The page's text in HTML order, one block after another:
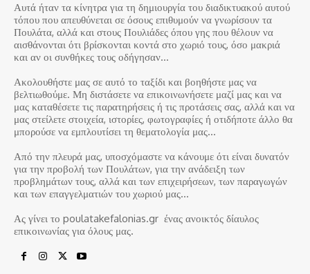
Αυτά ήταν τα κίνητρα για τη δημιουργία του διαδικτυακού αυτού
τόπου που απευθύνεται σε όσους επιθυμούν να γνωρίσουν τα
Πουλάτα, αλλά και στους Πουλιάδες όπου γης που θέλουν να
αισθάνονται ότι βρίσκονται κοντά στο χωριό τους, όσο μακριά
και αν οι συνθήκες τους οδήγησαν…
Ακολουθήστε μας σε αυτό το ταξίδι και βοηθήστε μας να
βελτιωθούμε. Μη διστάσετε να επικοινωνήσετε μαζί μας και να
μας καταθέσετε τις παρατηρήσεις ή τις προτάσεις σας, αλλά και να
μας στείλετε στοιχεία, ιστορίες, φωτογραφίες ή οτιδήποτε άλλο θα
μπορούσε να εμπλουτίσει τη θεματολογία μας…
Από την πλευρά μας, υποσχόμαστε να κάνουμε ότι είναι δυνατόν
για την προβολή των Πουλάτων, για την ανάδειξη των
προβλημάτων τους, αλλά και των επιχειρήσεων, των παραγωγών
και των επαγγελματιών του χωριού μας…
Ας γίνει το poulatakefalonias.gr ένας ανοικτός δίαυλος
επικοινωνίας για όλους μας.